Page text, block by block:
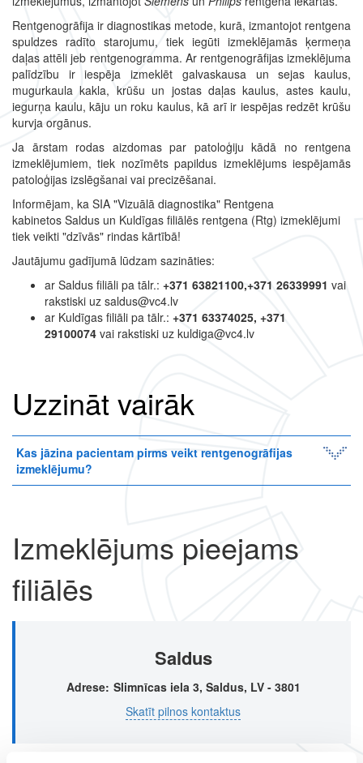
Rentgenogrāfija ir diagnostikas metode, kurā, izmantojot rentgena
spuldzes radīto starojumu, tiek iegūti izmeklējamās ķermeņa
daļas attēli jeb rentgenogramma. Ar rentgenogrāfijas izmeklējuma
palīdzību ir iespēja izmeklēt galvaskausa un sejas kaulus,
mugurkaula kakla, krūšu un jostas daļas kaulus, astes kaulu,
iegurņa kaulu, kāju un roku kaulus, kā arī ir iespējas redzēt krūšu
kurvja orgānus.
Ja ārstam rodas aizdomas par patoloģiju kādā no rentgena
izmeklējumiem, tiek nozīmēts papildus izmeklējums iespējamās
patoloģijas izslēgšanai vai precizēšanai.
Informējam, ka SIA "Vizuālā diagnostika" Rentgena
kabinetos Saldus un Kuldīgas filiālēs rentgena (Rtg) izmeklējumi
tiek veikti "dzīvās" rindas kārtībā!
Jautājumu gadījumā lūdzam sazināties:
ar Saldus filiāli pa tālr.: +371 63821100,+371 26339991 vai
rakstiski uz saldus@vc4.lv
ar Kuldīgas filiāli pa tālr.: +371 63374025, +371
29100074 vai rakstiski uz kuldiga@vc4.lv
Uzzināt vairāk
Kas jāzina pacientam pirms veikt rentgenogrāfijas
izmeklējumu?
Izmeklējums pieejams
filiālēs
Saldus
Adrese Slimnīcas iela 3, Saldus, LV - 3801
Skatīt pilnos kontaktus